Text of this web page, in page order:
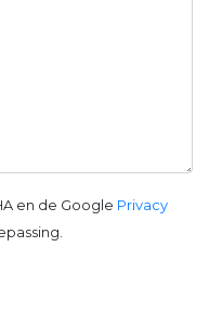
en de Google Privacy